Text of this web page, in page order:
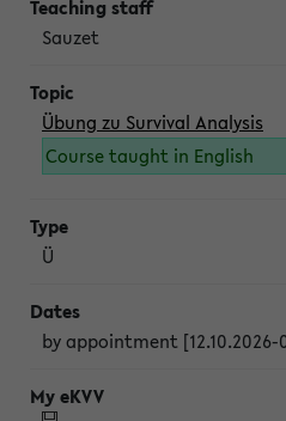
Sauzet
Übung zu Survival Analysis
Course taught in English
Ü
by appointment [12.10.2026-